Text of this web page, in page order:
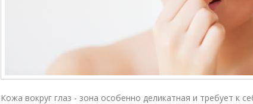
Кожа вокруг глаз - зона особенно деликатная и требует к